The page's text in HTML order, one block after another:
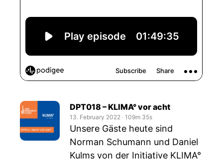
DPT018 – KLIMA° vor acht
13. February 2022 ‧ 109m 35s
Unsere Gäste heute sind
Norman Schumann und Daniel
Kulms von der Initiative KLIMA°